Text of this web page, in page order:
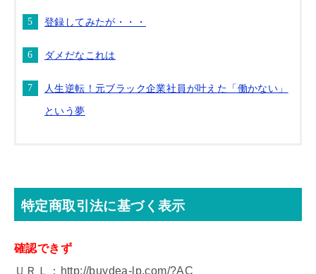
登録してみたが・・・
ダメだなこれは
人生逆転！元ブラック企業社員が叶えた「働かない」
という夢
特定商取引法に基づく表示
確認できず
ＵＲＬ：http://buydea-lp.com/?AC